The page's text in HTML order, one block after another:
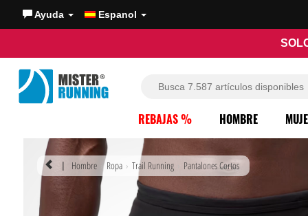
Ayuda Espanol
REBAJAS % HOMBRE
| Hombre Ropa Trail Running Pantalones Cortos